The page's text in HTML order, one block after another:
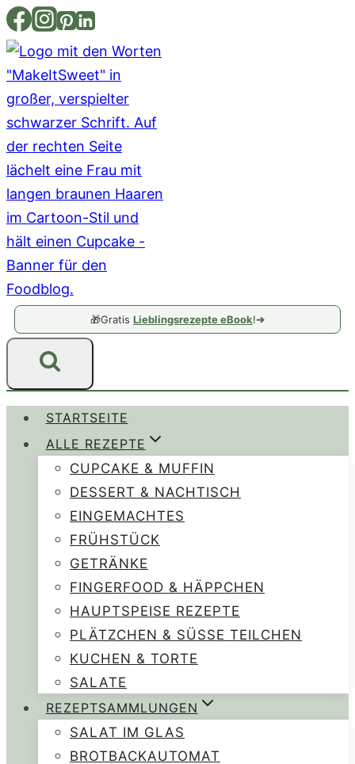
Zum
Inhalt
springen
🎁Gratis Lieblingsrezepte eBook!➔
STARTSEITE
ALLE REZEPTE
CUPCAKE & MUFFIN
DESSERT & NACHTISCH
EINGEMACHTES
FRÜHSTÜCK
GETRÄNKE
FINGERFOOD & HÄPPCHEN
HAUPTSPEISE REZEPTE
PLÄTZCHEN & SÜSSE TEILCHEN
KUCHEN & TORTE
SALATE
REZEPTSAMMLUNGEN
SALAT IM GLAS
BROTBACKAUTOMAT